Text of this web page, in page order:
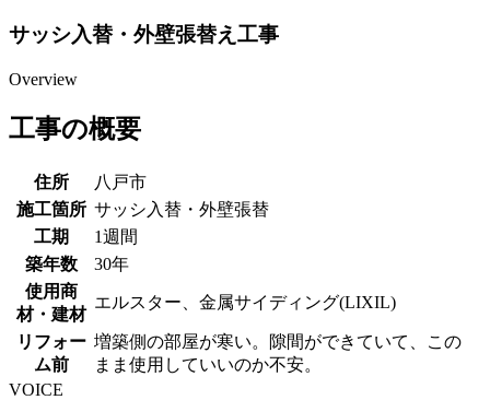
サッシ入替・外壁張替え工事
Overview
工事の概要
住所
八戸市
施工箇所 サッシ入替・外壁張替
工期
1週間
築年数
30年
使用商
材・建材
エルスター、金属サイディング(LIXIL)
リフォー
ム前
増築側の部屋が寒い。隙間ができていて、この
まま使用していいのか不安。
VOICE